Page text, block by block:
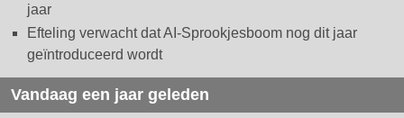
jaar
Efteling verwacht dat AI-Sprookjesboom nog dit jaar
geïntroduceerd wordt
Vandaag een jaar geleden